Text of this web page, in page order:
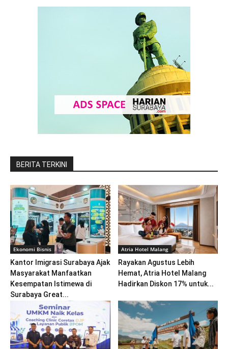
BERITA TERKINI
Ekonomi Bisnis
Kantor Imigrasi Surabaya Ajak
Masyarakat Manfaatkan
Kesempatan Istimewa di
Surabaya Great...
Atria Hotel Malang
Rayakan Agustus Lebih
Hemat, Atria Hotel Malang
Hadirkan Diskon 17% untuk...